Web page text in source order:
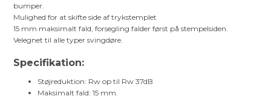
bumper.
Mulighed for at skifte side af trykstemplet
15 mm maksimalt fald, forsegling falder først på stempelsiden.
Velegnet til alle typer svingdøre.
Specifikation:
Støjreduktion: Rw op til Rw 37dB
Maksimalt fald: 15 mm.